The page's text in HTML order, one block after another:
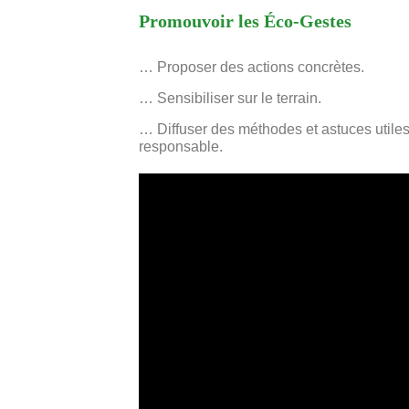
Promouvoir les Éco-Gestes
… Proposer des actions concrètes.
… Sensibiliser sur le terrain.
… Diffuser des méthodes et astuces
responsable.